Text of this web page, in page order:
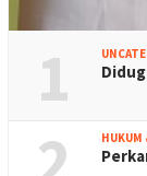
1
HUKUM